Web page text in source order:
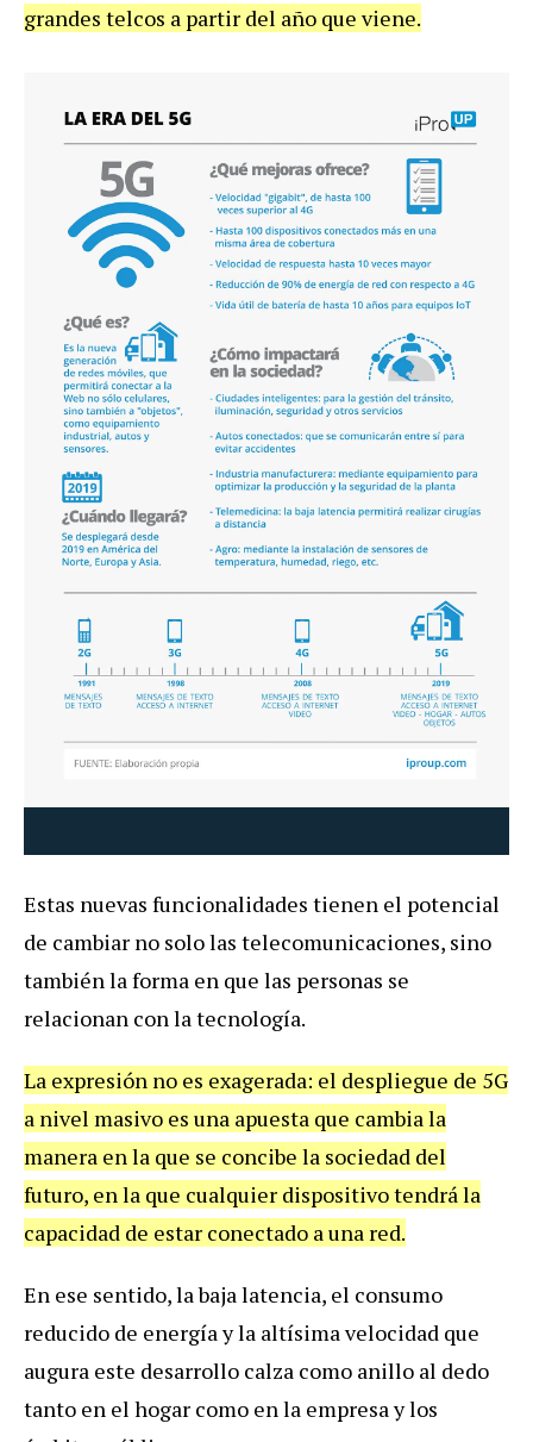
grandes telcos a partir del año que viene.
Estas nuevas funcionalidades tienen el potencial
de cambiar no sololas telecomunicaciones, sino
también la forma en que las personas se
relacionan con la tecnología.
La expresión no es exagerada: el despliegue de 5G
a nivel masivo es una apuesta que cambia la
manera en la que se concibe la sociedad del
futuro, en la que cualquier dispositivotendrá la
capacidad de estar conectado a una red.
En ese sentido,la baja latencia, el consumo
reducido de energía yla altísima velocidad que
augura este desarrollo calza como anillo al dedo
tanto en el hogar como en la empresa ylos